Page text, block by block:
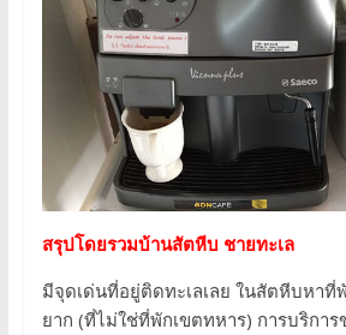
สรุปโดยรวมบ้านสัตหีบ ชายทะเล
มีจุดเด่นที่อยู่ติดทะเลเลย ในสัตหีบหา
ยาก (ที่ไม่ใช่ที่พักเขตทหาร) การบริการ